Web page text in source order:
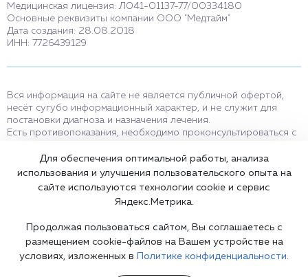
Медицинская лицензия: Л041-01137-77/00334180
Основные реквизиты компании ООО "Медтайм"
Дата создания: 28.08.2018
ИНН: 7726439129
Вся информация на сайте не является публичной офертой,
несёт сугубо информационный характер, и не служит для
постановки диагноза и назначения лечения.
Есть противопоказания, необходимо проконсультироваться с
мессенджерам и в соцсетях носят исключительно
информационный характер и не являются медицинскими
услугами.
Оставаясь на сайте вы соглашаетесь на использование cookies.
Карта сайта
Для обеспечения оптимальной работы, анализа
использования и улучшения пользовательского опыта на
сайте используются технологии cookie и сервис
Яндекс.Метрика.
Продолжая пользоваться сайтом, Вы соглашаетесь с
размещением cookie-файлов на Вашем устройстве на
условиях, изложенных в
Политике конфиденциальности.